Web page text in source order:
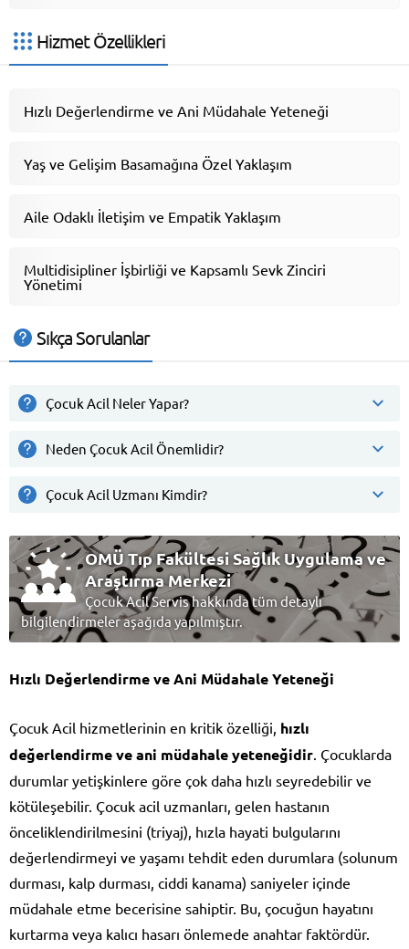
Hizmet Özellikleri
Hızlı Değerlendirme ve Ani Müdahale Yeteneği
Yaş ve Gelişim Basamağına Özel Yaklaşım
Aile Odaklı İletişim ve Empatik Yaklaşım
Multidisipliner İşbirliği ve Kapsamlı Sevk Zinciri
Yönetimi
Sıkça Sorulanlar
Çocuk Acil Neler Yapar?
Neden Çocuk Acil Önemlidir?
Çocuk Acil Uzmanı Kimdir?
OMÜ Tıp Fakültesi Sağlık Uygulama ve
Araştırma Merkezi
Çocuk Acil Servis hakkında tüm detaylı
bilgilendirmeler aşağıda yapılmıştır.
Hızlı Değerlendirme ve Ani Müdahale Yeteneği
Çocuk Acil hizmetlerinin en kritik özelliği, hızlı
değerlendirme ve ani müdahale yeteneğidir. Çocuklarda
durumlar yetişkinlere göre çok daha hızlı seyredebilir ve
kötüleşebilir. Çocuk acil uzmanları, gelen hastanın
önceliklendirilmesini (triyaj), hızla hayati bulgularını
değerlendirmeyi ve yaşamı tehdit eden durumlara (solunum
durması, kalp durması, ciddi kanama) saniyeler içinde
müdahale etme becerisine sahiptir. Bu, çocuğun hayatını
kurtarma veya kalıcı hasarı önlemede anahtar faktördür.